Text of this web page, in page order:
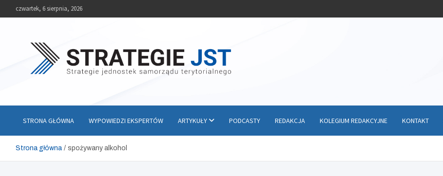
czwartek, 6 sierpnia, 2026
STRONA GŁÓWNA WYPOWIEDZI EKSPERTÓW ARTYKUŁY PODCASTY REDAKCJA KOLEGIUM REDAKCYJNE KONTAKT
Strona główna spożywany alkohol